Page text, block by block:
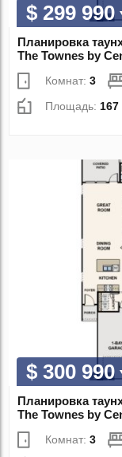
$ 299 990
Планировка
The Townes by
Комнат:3
Площадь: 167
$ 300 990
Планировка
The Townes by
Комнат:3